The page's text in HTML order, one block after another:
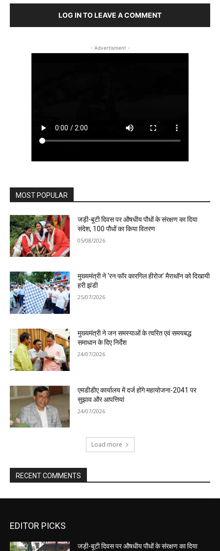
LOG IN TO LEAVE A COMMENT
- Advertisment -
MOST POPULAR
जड़ी-बूटी दिवस पर औषधीय पौधों के संरक्षण का दिया
संदेश, 100 पौधों का किया वितरण
05/08/2026
मुख्यमंत्री ने ‘रन फॉर कारगिल हीरोज’ मैराथॉन को दिखायी
हरी झंडी
25/07/2026
मुख्यमंत्री ने जन समस्याओं के त्वरित एवं समयबद्ध
समाधान के दिए निर्देश
24/07/2026
एमडीडीए कार्यालय में दर्ज होंगे महायोजना-2041 पर
सुझाव और आपत्तियां
24/07/2026
Load more
RECENT COMMENTS
EDITOR PICKS
जड़ी-बूटी दिवस पर औषधीय पौधों के संरक्षण का दिया